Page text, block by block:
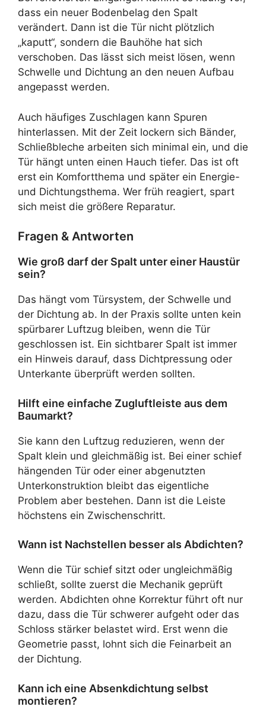
dass ein neuer Bodenbelag den Spalt
verändert. Dann ist die Tür nicht plötzlich
„kaputt“, sondern die Bauhöhe hat sich
verschoben. Das lässt sich meist lösen, wenn
Schwelle und Dichtung an den neuen Aufbau
angepasst werden.
Auch häufiges Zuschlagen kann Spuren
hinterlassen. Mit der Zeit lockern sich Bänder,
Schließbleche arbeiten sich minimal ein, und die
Tür hängt unten einen Hauch tiefer. Das ist oft
erst ein Komfortthema und später ein Energie-
und Dichtungsthema. Wer früh reagiert, spart
sich meist die größere Reparatur.
Fragen & Antworten
Wie groß darf der Spalt unter einer Haustür
sein?
Das hängt vom Türsystem, der Schwelle und
der Dichtung ab. In der Praxis sollte unten kein
spürbarer Luftzug bleiben, wenn die Tür
geschlossen ist. Ein sichtbarer Spalt ist immer
ein Hinweis darauf, dass Dichtpressung oder
Unterkante überprüft werden sollten.
Hilft eine einfache Zugluftleiste aus dem
Baumarkt?
Sie kann den Luftzug reduzieren, wenn der
Spalt klein und gleichmäßig ist. Bei einer schief
hängenden Tür oder einer abgenutzten
Unterkonstruktion bleibt das eigentliche
Problem aber bestehen. Dann ist die Leiste
höchstens ein Zwischenschritt.
Wann ist Nachstellen besser als Abdichten?
Wenn die Tür schief sitzt oder ungleichmäßig
schließt, sollte zuerst die Mechanik geprüft
werden. Abdichten ohne Korrektur führt oft nur
dazu, dass die Tür schwerer aufgeht oder das
Schloss stärker belastet wird. Erst wenn die
Geometrie passt, lohnt sich die Feinarbeit an
der Dichtung.
Kann ich eine Absenkdichtung selbst
montieren?